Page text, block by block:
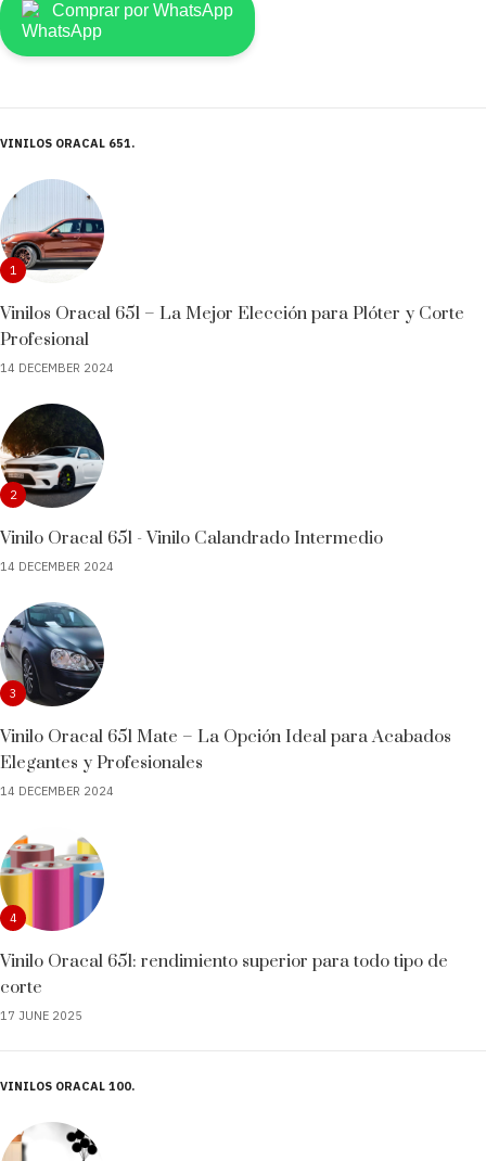
Comprar por WhatsApp
VINILOS ORACAL 651
1
Vinilos Oracal 651 – La Mejor Elección para Plóter y Corte
Profesional
14 DECEMBER 2024
2
Vinilo Oracal 651 - Vinilo Calandrado Intermedio
14 DECEMBER 2024
3
Vinilo Oracal 651 Mate – La Opción Ideal para Acabados
Elegantes y Profesionales
14 DECEMBER 2024
4
Vinilo Oracal 651: rendimiento superior para todo tipo de
corte
17 JUNE 2025
VINILOS ORACAL 100